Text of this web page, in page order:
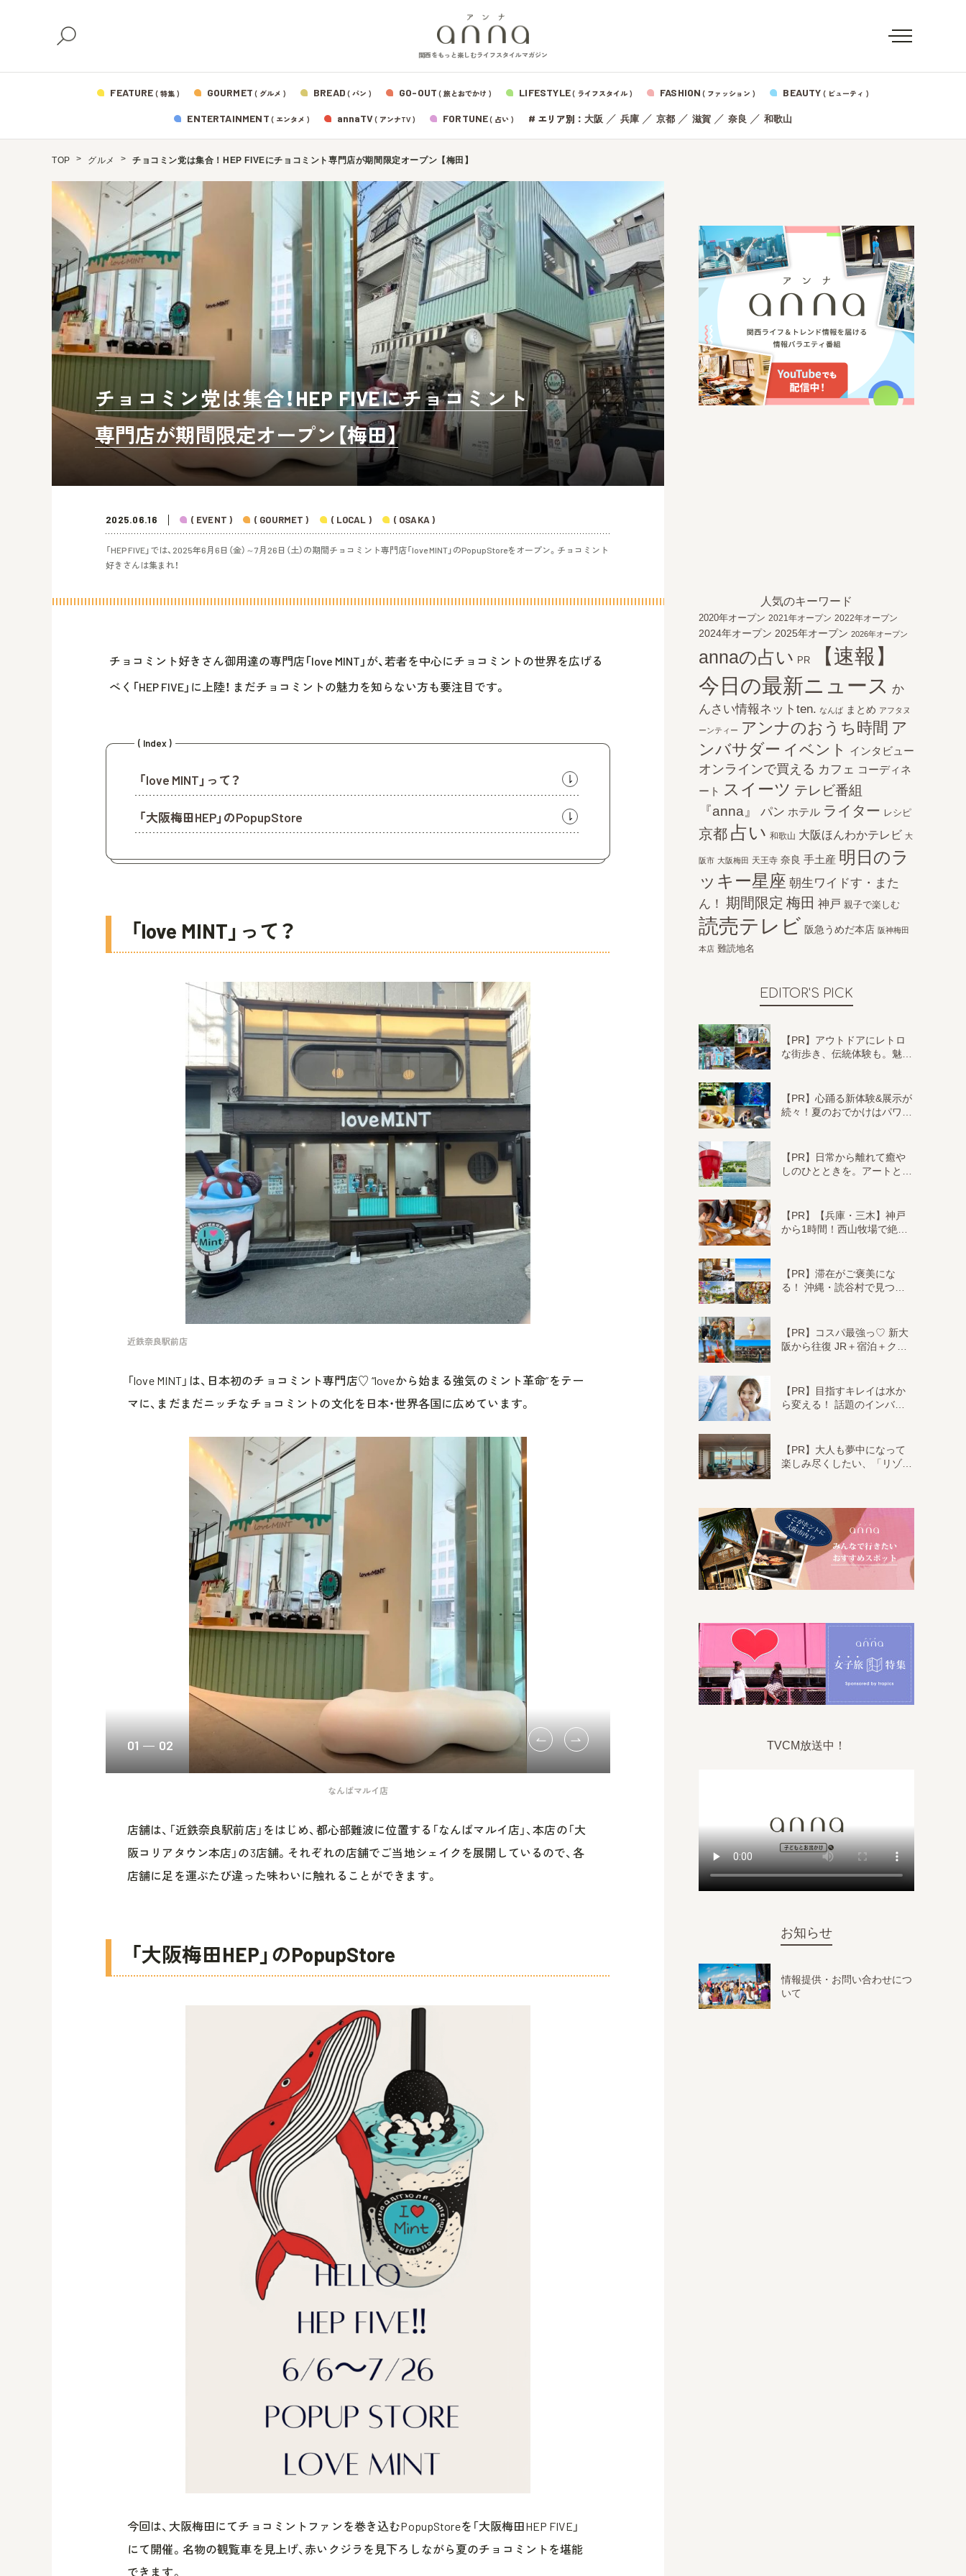
関西をもっと楽しむライフスタイルマガジン
FEATURE ( 特集 ) GOURMET ( グルメ ) BREAD ( パン ) GO-OUT ( 旅とおでかけ ) LIFESTYLE( ライフスタイル ) FASHION ( ファッション ) BEAUTY ( ビューティ )
ENTERTAINMENT ( エンタメ ) annaTV( アンナTV ) FORTUNE( 占い ) # エリア別： 大阪 ／ 兵庫／ 京都／ 滋賀／ 奈良 ／ 和歌山
TOP グルメ チョコミン党は集合！HEP FIVEにチョコミント専門店が期間限定オープン【梅田】
チョコミン党は集合！HEP FIVEにチョコミント
専門店が期間限定オープン【梅田】
2025.06.16 ( EVENT ) ( GOURMET ) ( LOCAL ) ( OSAKA )
「HEP FIVE」では、2025年6月6日（金）～7月26日（土）の期間チョコミント専門店「love MINT」のPopupStoreをオープン。チョコミント
好きさんは集まれ！
チョコミント好きさん御用達の専門店「love MINT」が、若者を中心にチョコミントの世界を広げる
べく「HEP FIVE」に上陸！ まだチョコミントの魅力を知らない方も要注目です。
( Index )
「love MINT」って？
「大阪梅田HEP」のPopupStore
「love MINT」って？
近鉄奈良駅前店
「love MINT」は、日本初のチョコミント専門店♡ “loveから始まる強気のミント革命”をテー
マに、まだまだニッチなチョコミントの文化を日本・世界各国に広めています。
なんばマルイ店
01 02
店舗は、「近鉄奈良駅前店」をはじめ、都心部難波に位置する「なんばマルイ店」、本店の「大
阪コリアタウン本店」の3店舗。それぞれの店舗でご当地シェイクを展開しているので、各
店舗に足を運ぶたび違った味わいに触れることができます。
「大阪梅田HEP」のPopupStore
今回は、大阪梅田にてチョコミントファンを巻き込むPopupStoreを「大阪梅田HEP FIVE」
にて開催。名物の観覧車を見上げ、赤いクジラを見下ろしながら夏のチョコミントを堪能
できます。
人気のキーワード
2020年オープン 2021年オープン 2022年オープン
2024年オープン 2025年オープン 2026年オープン
annaの占い PR
【速報】
今日の最新ニュース か
んさい情報ネットten. なんば まとめ アフタヌ
ーンティー アンナのおうち時間 ア
ンバサダー イベント インタビュー
オンラインで買える カフェ コーディネ
ート
スイーツ テレビ番組
『anna』
パン ホテル ライター レシピ
京都 占い 和歌山 大阪ほんわかテレビ 大
阪市 大阪梅田 天王寺 奈良 手土産 明日のラ
ッキー星座 朝生ワイドす・また
ん！ 期間限定 梅田 神戸 親子で楽しむ
読売テレビ 阪急うめだ本店 阪神梅田
本店 難読地名
EDITOR'S PICK
【PR】アウトドアにレトロ
な街歩き、伝統体験も。魅…
【PR】心踊る新体験&展示が
続々！夏のおでかけはパワ…
【PR】日常から離れて癒や
しのひとときを。アートと…
【PR】【兵庫・三木】神戸
から1時間！西山牧場で絶…
【PR】滞在がご褒美にな
る！ 沖縄・読谷村で見つ…
【PR】コスパ最強っ♡ 新大
阪から往復 JR＋宿泊＋ク…
【PR】目指すキレイは水か
ら変える！ 話題のインバ…
【PR】大人も夢中になって
楽しみ尽くしたい、「リゾ…
TVCM放送中！
お知らせ
情報提供・お問い合わせにつ
いて